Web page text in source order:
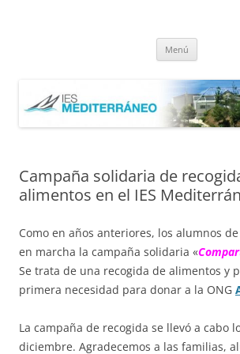
Menú
Campaña solidaria de
alimentos en el IES
Como en años anteriores, los alumnos
en marcha la campaña solidaria «
Se trata de una recogida de alimentos y
primera necesidad para donar a la ONG
La campaña de recogida se llevó a cabo
diciembre. Agradecemos a las familias,